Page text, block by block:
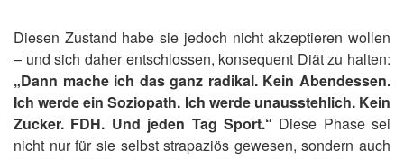
Diesen Zustand habe sie jedoch nicht akzeptieren wollen
– und sich daher entschlossen, konsequent Diät zu halten:
„Dann mache ich das ganz radikal. Kein Abendessen.
Ich werde ein Soziopath. Ich werde unausstehlich. Kein
Zucker. FDH. Und jeden Tag Sport.“ Diese Phase sei
nicht nur für sie selbst strapaziös gewesen, sondern auch